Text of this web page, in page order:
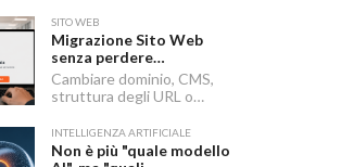
SITO WEB
Migrazione Sito Web
senza perdere
posizionamento:
Redirect 301, URL e
Checklist SEO
Cambiare dominio, CMS,
struttura degli URL o
momenti in cui un sito
rischia di perdere visibilità
INTELLIGENZA ARTIFICIALE
Non è più "quale modello